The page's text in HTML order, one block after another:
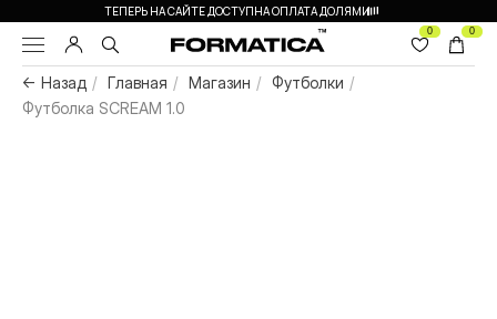
ТЕПЕРЬ НА САЙТЕ ДОСТУПНА ОПЛАТА ДОЛЯМИ
0 0
← Назад / Главная / Магазин / Футболки /
Футболка SCREAM 1.0